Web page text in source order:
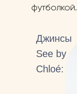
футболкой.
Джинсы
See by
Chloé: